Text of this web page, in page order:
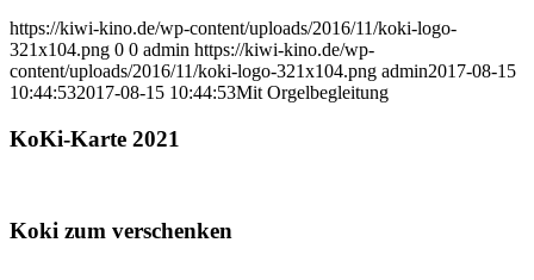
https://kiwi-kino.de/wp-content/uploads/2016/11/koki-logo-
321x104.png 0 0 admin https://kiwi-kino.de/wp-
content/uploads/2016/11/koki-logo-321x104.png admin2017-08-15
10:44:532017-08-15 10:44:53Mit Orgelbegleitung
KoKi-Karte 2021
Koki zum verschenken